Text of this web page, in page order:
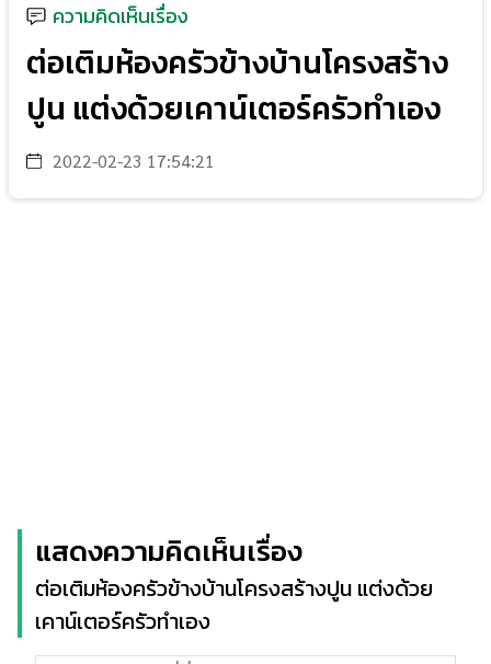
ความคิดเห็นเรื่อง
ต่อเติมห้องครัวข้างบ้านโครงสร้าง
ปูน แต่งด้วยเคาน์เตอร์ครัวทำเอง
2022-02-23 17:54:21
แสดงความคิดเห็นเรื่อง
ต่อเติมห้องครัวข้างบ้านโครงสร้างปูน แต่งด้วย
เคาน์เตอร์ครัวทำเอง